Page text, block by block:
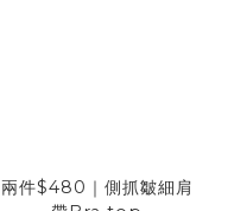
兩件$480｜側抓皺細肩